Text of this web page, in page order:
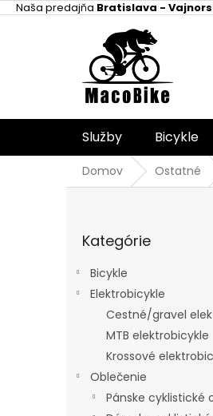
PrejsťNaša predajňa Bratislava -
Služby Bicykle
Domov Ostatné
kategórie
Kategórie
Bicykle
Elektrobicykle
Cestné/gravel
MTB elektrobicykle
Krossové
Oblečenie
Pánske cyklistické